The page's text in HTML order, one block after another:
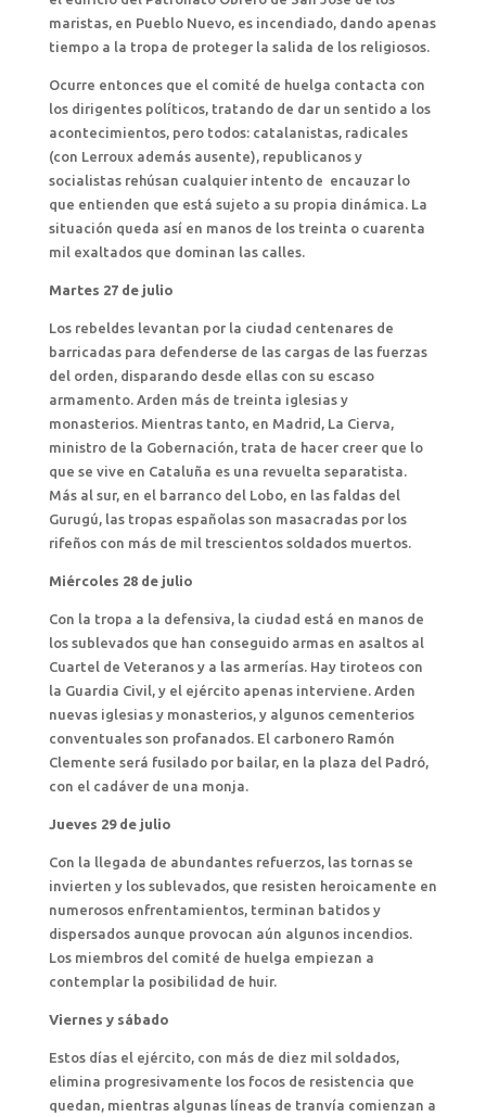
maristas, en Pueblo Nuevo, es incendiado, dando apenas
tiempo a la tropa de proteger la salida de los religiosos.
Ocurre entonces que el comité de huelga contacta con
los dirigentes políticos, tratando de dar un sentido a los
acontecimientos, pero todos: catalanistas, radicales
(con Lerroux además ausente), republicanos y
socialistas rehúsan cualquier intento de encauzar lo
que entienden que está sujeto a su propia dinámica. La
situación queda así en manos de los treinta o cuarenta
mil exaltados que dominan las calles.
Martes 27 de julio
Los rebeldes levantan por la ciudad centenares de
barricadas para defenderse de las cargas de las fuerzas
del orden, disparando desde ellas con su escaso
armamento. Arden más de treinta iglesias y
monasterios. Mientras tanto, en Madrid, La Cierva,
ministro de la Gobernación, trata de hacer creer que lo
que se vive en Cataluña es una revuelta separatista.
Más al sur, en el barranco del Lobo, en las faldas del
Gurugú, las tropas españolas son masacradas por los
rifeños con más de mil trescientos soldados muertos.
Miércoles 28 de julio
Con la tropa a la defensiva, la ciudad está en manos de
los sublevados que han conseguido armas en asaltos al
Cuartel de Veteranos y a las armerías. Hay tiroteos con
la Guardia Civil, y el ejército apenas interviene. Arden
nuevas iglesias y monasterios, y algunos cementerios
conventuales son profanados. El carbonero Ramón
Clemente será fusilado por bailar, en la plaza del Padró,
con el cadáver de una monja.
Jueves 29 de julio
Con la llegada de abundantes refuerzos, las tornas se
invierten y los sublevados, que resisten heroicamente en
numerosos enfrentamientos, terminan batidos y
dispersados aunque provocan aún algunos incendios.
Los miembros del comité de huelga empiezan a
contemplar la posibilidad de huir.
Viernes y sábado
Estos días el ejército, con más de diez mil soldados,
elimina progresivamente los focos de resistencia que
quedan, mientras algunas líneas de tranvía comienzan a